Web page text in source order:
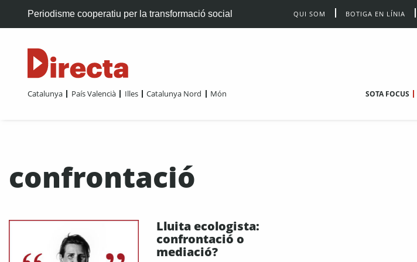
Periodisme cooperatiu per la transformació social QUI SOM BOTIGA EN LÍNIA
Catalunya País Valencià Illes Catalunya Nord Món SOTA FOCUS
confrontació
Lluita ecologista:
confrontació o
mediació?